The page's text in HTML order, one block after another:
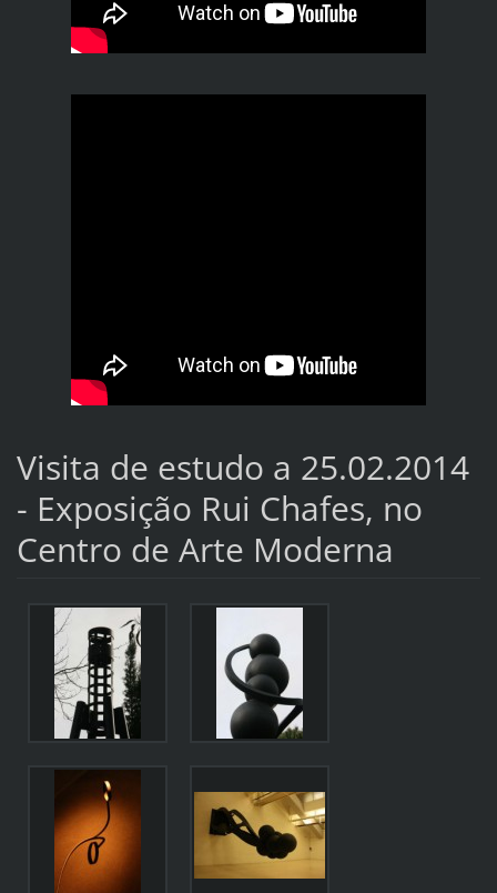
Visita de estudo a 25.02.2014
- Exposição Rui Chafes, no
Centro de Arte Moderna